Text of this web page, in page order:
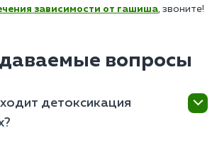
зависимости от гашиша , звоните!
вопросы
детоксикация